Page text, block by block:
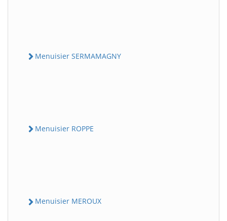
Menuisier SERMAMAGNY
Menuisier ROPPE
Menuisier MEROUX